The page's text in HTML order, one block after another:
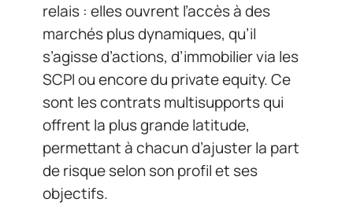
relais : elles ouvrent l’accès à des
marchés plus dynamiques, qu’il
s’agisse d’actions, d’immobilier via les
SCPI ou encore du private equity. Ce
sont les contrats multisupports qui
offrent la plus grande latitude,
permettant à chacun d’ajuster la part
de risque selon son profil et ses
objectifs.